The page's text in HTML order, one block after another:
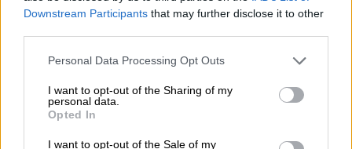
Downstream Participants that may further disclose it to other
Please note that this website/app uses one or more Google
not limited to your visit or usage behaviour. You may click to
grant or deny consent to Google and its third-party tags to
use your data for below specified purposes in below Google
consent section.
Personal Data Processing Opt Outs
I want to opt-out of the Sharing of my
personal data.
Opted In
I want to opt-out of the Sale of my
ανθρώπινες ιστορίες ενός τόπου που
έσβησε από τον χάρτη και όμως κρύβει
ακόμη ένα κομμάτι από την ψυχή όσων την
Μέσα από 24 επεισόδια, η σειρά καταγράφει